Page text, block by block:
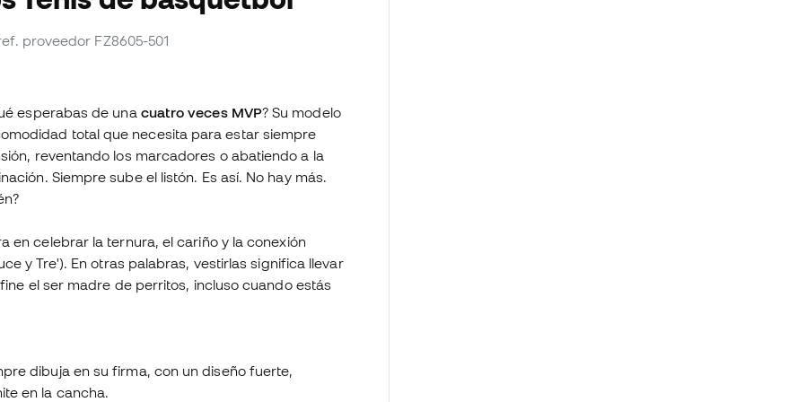
proveedor FZ8605-501
esperabas de una cuatro veces MVP? Su modelo
total que necesita para estar siempre
reventando los marcadores o abatiendo a la
Siempre sube el listón. Es así. No hay más.
en celebrar la ternura, el cariño y la conexión
y Tre'). En otras palabras, vestirlas significa llevar
el ser madre de perritos, incluso cuando estás
dibuja en su firma, con un diseño fuerte,
en la cancha.